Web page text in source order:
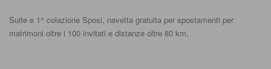
Suite e 1^ colazione Sposi, navetta gratuita per spostamenti per
matrimoni oltre i 100 invitati e distanze oltre 80 km.